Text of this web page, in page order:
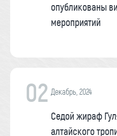
опубликованы
мероприятий
02 Декабрь, 2024
Седой жираф
алтайского